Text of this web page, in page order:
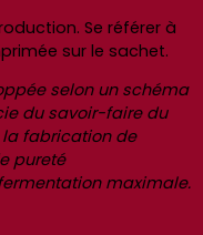
Se référer à
sur le sachet.
selon un schéma
du savoir-faire du
fabrication de
pureté
maximale.